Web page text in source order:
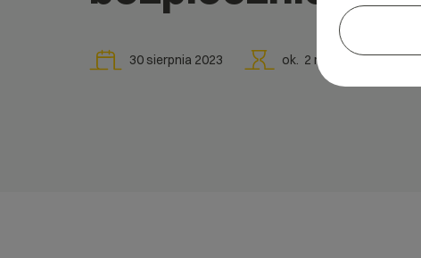
30 sierpnia 2023 ok. 2 min